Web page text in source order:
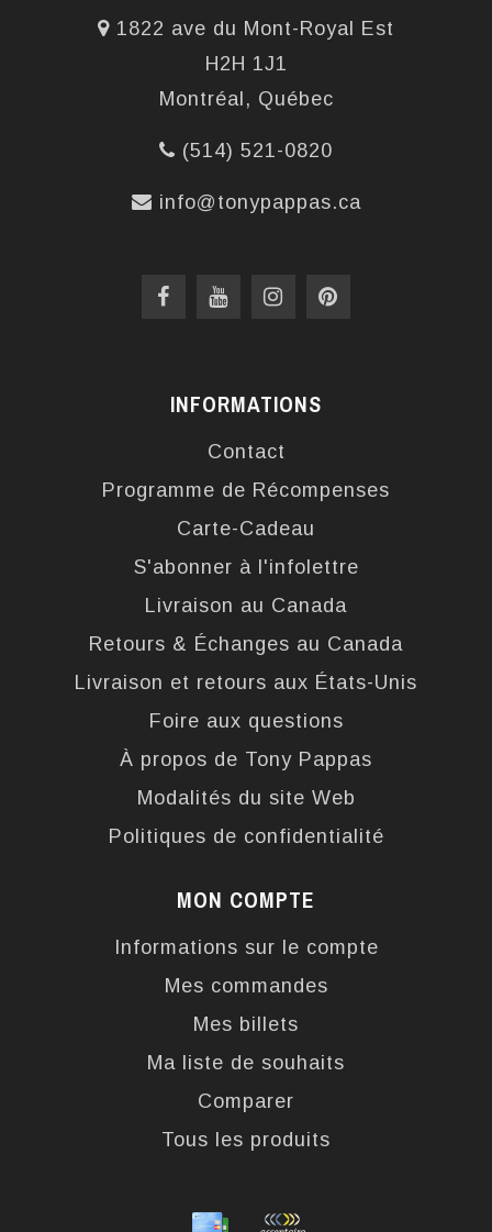
1822 ave du Mont-Royal Est
H2H 1J1
Montréal, Québec
(514) 521-0820
info@tonypappas.ca
INFORMATIONS
Contact
Programme de Récompenses
Carte-Cadeau
S'abonner à l'infolettre
Livraison au Canada
Retours & Échanges au Canada
Livraison et retours aux États-Unis
Foire aux questions
À propos de Tony Pappas
Modalités du site Web
Politiques de confidentialité
MON COMPTE
Informations sur le compte
Mes commandes
Mes billets
Ma liste de souhaits
Comparer
Tous les produits